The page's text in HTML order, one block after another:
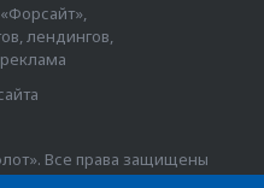
лендингов,
Все права защищены